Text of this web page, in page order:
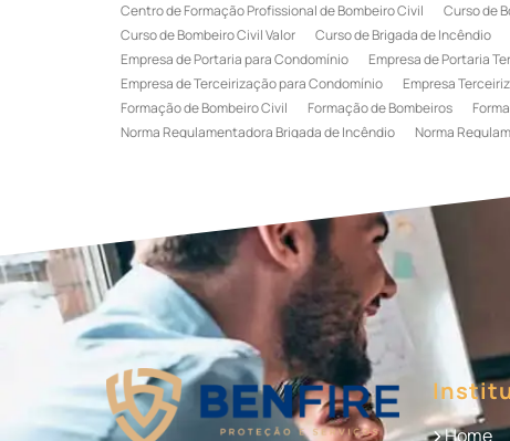
Centro de Formação Profissional de Bombeiro Civil
Curso de
Curso de Bombeiro Civil Valor
Curso de Brigada de Incêndio
Empresa de Portaria para Condomínio
Empresa de Portaria
Empresa de Terceirização para Condomínio
Empresa
Formação de Bombeiro Civil
Formação de Bombeiros
Norma Regulamentadora Brigada de Incêndio
Norma
Serviço Especializado
Terceirização de Recepcionista
Treinamento de Brigada de Emergência
Treinamento de
Treinamento de Combate a Incêndio NR 23
Treinamento de
Treinamento de Primeiros Socorros para CIPA
Treinamento de
Home